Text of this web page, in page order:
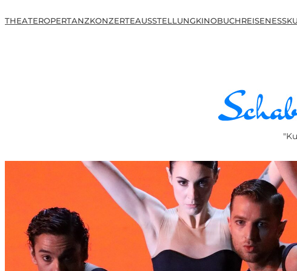
THEATEROPERTANZKONZERTEAUSSTELLUNGKINOBUCHREISEN